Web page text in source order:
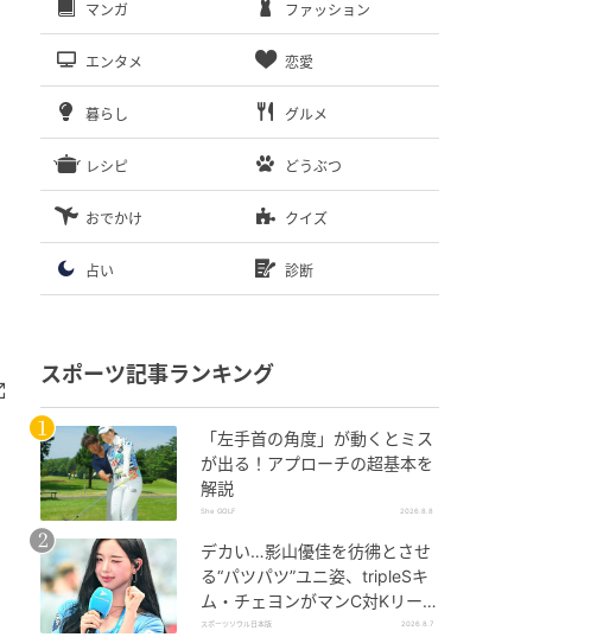
マンガ ファッション
エンタメ 恋愛
暮らし グルメ
レシピ どうぶつ
おでかけ クイズ
占い 診断
スポーツ記事ランキング
「左手首の角度」が動くとミス
が出る！アプローチの超基本を
解説
She GOLF 2026.8.8
デカい…影山優佳を彷彿とさせ
る“パツパツ”ユニ姿、tripleSキ
ム・チェヨンがマンC対Kリーグ
選抜に登場
スポーツソウル日本版 2026.8.7